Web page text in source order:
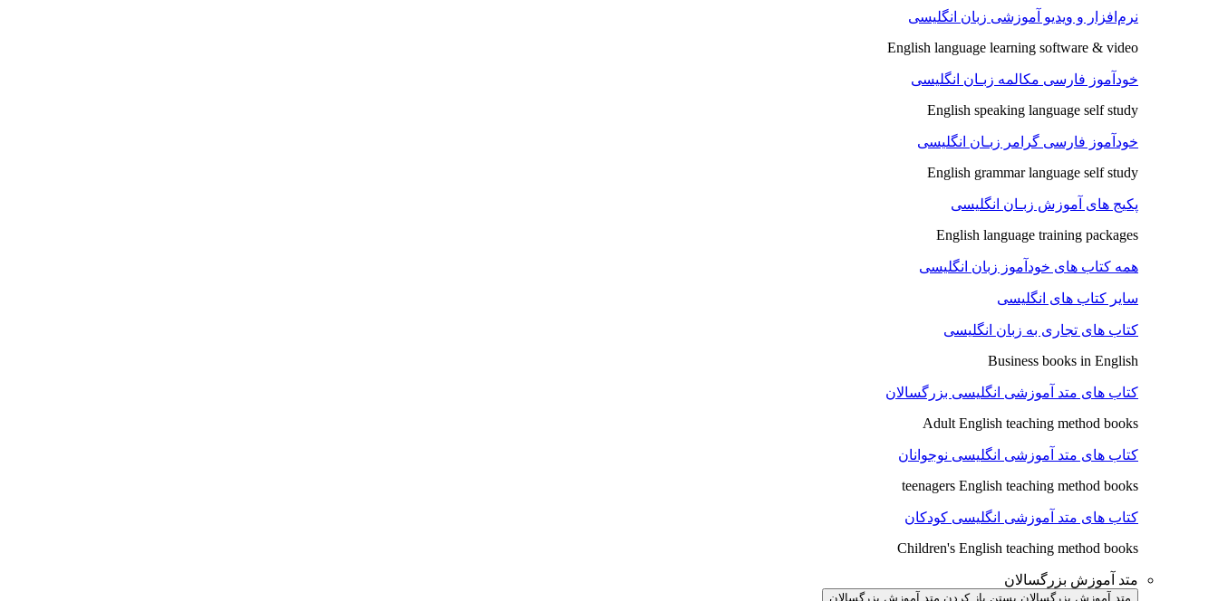
نرم‌افزار و ویدیو آموزشی زبان انگلیسی
English language learning software & video
خودآموز فارسی مکالمه زبـان انگلیسی
English speaking language self study
خودآموز فارسی گرامر زبـان انگلیسی
English grammar language self study
پکیج های آموزش زبـان انگلیسی
English language training packages
همه کتاب های خودآموز زبان انگلیسی
سایر کتاب های انگلیسی
کتاب های تجاری به زبان انگلیسی
Business books in English
کتاب های متد آموزشی انگلیسی بزرگسالان
Adult English teaching method books
کتاب های متد آموزشی انگلیسی نوجوانان
teenagers English teaching method books
کتاب های متد آموزشی انگلیسی کودکان
Children's English teaching method books
متد آموزش بزرگسالان
متد آموزش بزرگسالان بستن باز کردن متد آموزش بزرگسالان